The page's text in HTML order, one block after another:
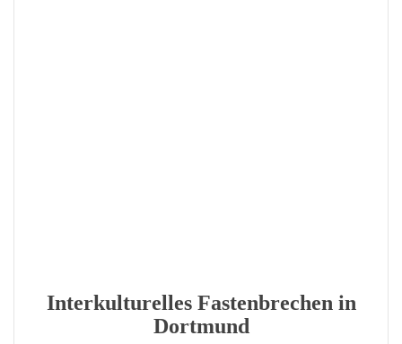
Interkulturelles Fastenbrechen in
Dortmund